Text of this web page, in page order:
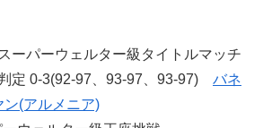
ーパーウェルター級タイトルマッチ
定 0-3(92-97、93-97、93-97) バネ
ン(アルメニア)